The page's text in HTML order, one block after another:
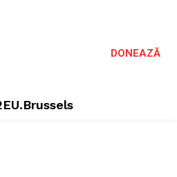
DONEAZĂ